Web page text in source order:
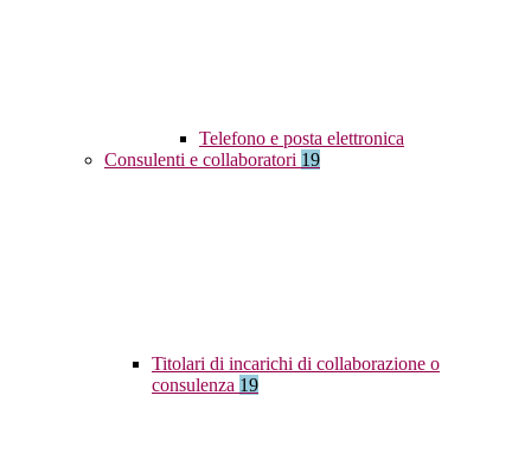
Telefono e posta elettronica
Consulenti e collaboratori 19
Titolari di incarichi di collaborazione o
consulenza 19